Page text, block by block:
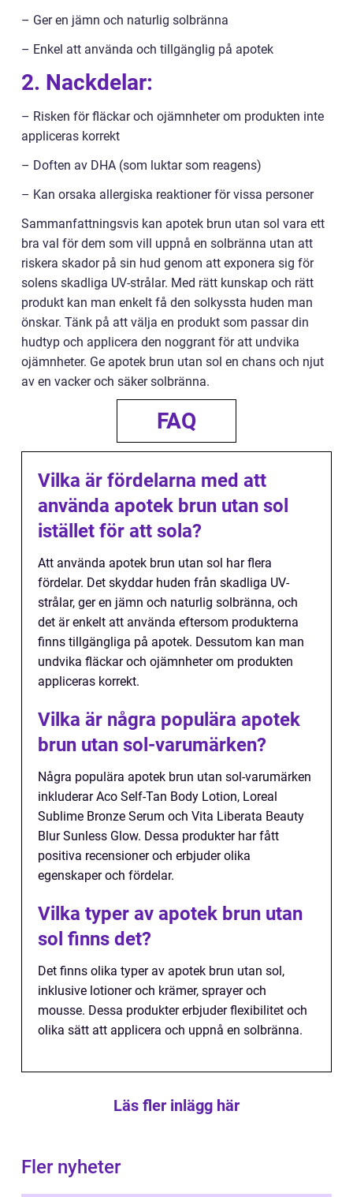
– Ger en jämn och naturlig solbränna
– Enkel att använda och tillgänglig på apotek
2. Nackdelar:
– Risken för fläckar och ojämnheter om produkten inte
appliceras korrekt
– Doften av DHA (som luktar som reagens)
– Kan orsaka allergiska reaktioner för vissa personer
Sammanfattningsvis kan apotek brun utan sol vara ett
bra val för dem som vill uppnå en solbränna utan att
riskera skador på sin hud genom att exponera sig för
solens skadliga UV-strålar. Med rätt kunskap och rätt
produkt kan man enkelt få den solkyssta huden man
önskar. Tänk på att välja en produkt som passar din
hudtyp och applicera den noggrant för att undvika
ojämnheter. Ge apotek brun utan sol en chans och njut
av en vacker och säker solbränna.
FAQ
Vilka är fördelarna med att
använda apotek brun utan sol
istället för att sola?
Att använda apotek brun utan sol har flera
fördelar. Det skyddar huden från skadliga UV-
strålar, ger en jämn och naturlig solbränna, och
det är enkelt att använda eftersom produkterna
finns tillgängliga på apotek. Dessutom kan man
undvika fläckar och ojämnheter om produkten
appliceras korrekt.
Vilka är några populära apotek
brun utan sol-varumärken?
Några populära apotek brun utan sol-varumärken
inkluderar Aco Self-Tan Body Lotion, Loreal
Sublime Bronze Serum och Vita Liberata Beauty
Blur Sunless Glow. Dessa produkter har fått
positiva recensioner och erbjuder olika
egenskaper och fördelar.
Vilka typer av apotek brun utan
sol finns det?
Det finns olika typer av apotek brun utan sol,
inklusive lotioner och krämer, sprayer och
mousse. Dessa produkter erbjuder flexibilitet och
olika sätt att applicera och uppnå en solbränna.
Läs fler inlägg här
Fler nyheter